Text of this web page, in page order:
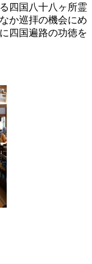
四国八十八ヶ所霊
か巡拝の機会にめ
四国遍路の功徳を